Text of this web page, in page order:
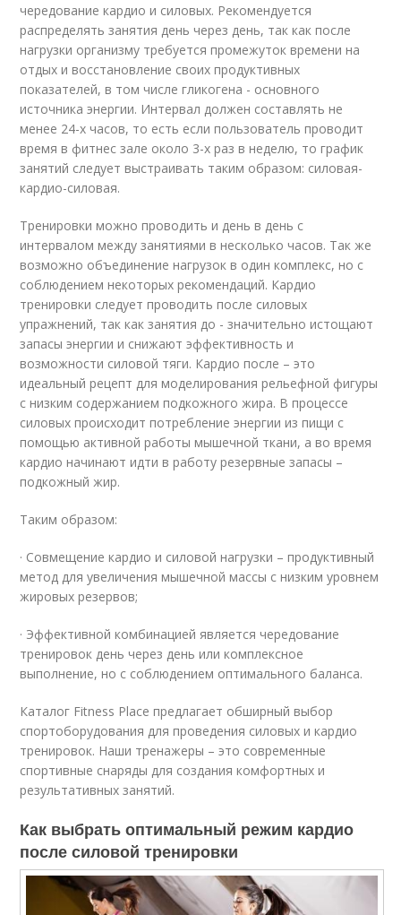
чередование кардио и силовых. Рекомендуется
распределять занятия день через день, так как после
нагрузки организму требуется промежуток времени на
отдых и восстановление своих продуктивных
показателей, в том числе гликогена - основного
источника энергии. Интервал должен составлять не
менее 24-х часов, то есть если пользователь проводит
время в фитнес зале около 3-х раз в неделю, то график
занятий следует выстраивать таким образом: силовая-
кардио-силовая.
Тренировки можно проводить и день в день с
интервалом между занятиями в несколько часов. Так же
возможно объединение нагрузок в один комплекс, но с
соблюдением некоторых рекомендаций. Кардио
тренировки следует проводить после силовых
упражнений, так как занятия до - значительно истощают
запасы энергии и снижают эффективность и
возможности силовой тяги. Кардио после – это
идеальный рецепт для моделирования рельефной фигуры
с низким содержанием подкожного жира. В процессе
силовых происходит потребление энергии из пищи с
помощью активной работы мышечной ткани, а во время
кардио начинают идти в работу резервные запасы –
подкожный жир.
Таким образом:
· Совмещение кардио и силовой нагрузки – продуктивный
метод для увеличения мышечной массы с низким уровнем
жировых резервов;
· Эффективной комбинацией является чередование
тренировок день через день или комплексное
выполнение, но с соблюдением оптимального баланса.
Каталог Fitness Place предлагает обширный выбор
спортоборудования для проведения силовых и кардио
тренировок. Наши тренажеры – это современные
спортивные снаряды для создания комфортных и
результативных занятий.
Как выбрать оптимальный режим кардио
после силовой тренировки